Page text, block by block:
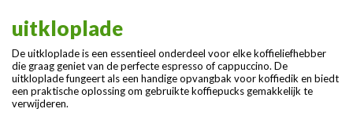
uitkloplade
De uitkloplade is een essentieel onderdeel voor elke koffieliefhebber
die graag geniet van de perfecte espresso of cappuccino. De
uitkloplade fungeert als een handige opvangbak voor koffiedik en biedt
een praktische oplossing om gebruikte koffiepucks gemakkelijk te
verwijderen.